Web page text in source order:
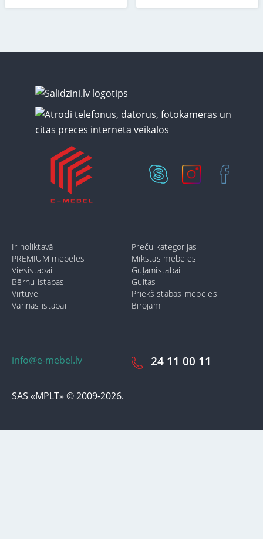
info@e-mebel.lv
SAS «MPLT» © 2009-2026.
24 11 00 11
Ir noliktavā
Preču kategorijas
PREMIUM mēbeles
Mīkstās mēbeles
Viesistabai
Guļamistabai
Bērnu istabas
Gultas
Virtuvei
Priekšistabas mēbeles
Vannas istabai
Birojam